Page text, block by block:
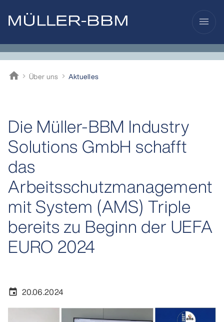
menu
home
Müller-BBMÜber uns Aktuelles
Die Müller-BBM Industry
Solutions GmbH schafft
das
Arbeitsschutzmanagement
mit System (AMS) Triple
bereits zu Beginn der UEFA
EURO 2024
event 20.06.2024